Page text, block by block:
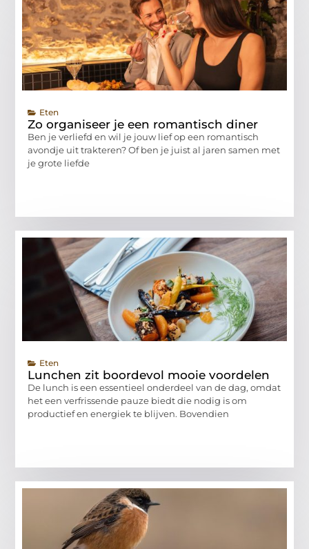
Eten
Zo organiseer je een romantisch diner
Ben je verliefd en wil je jouw lief op een romantisch
avondje uit trakteren? Of ben je juist al jaren samen met
je grote liefde
Eten
Lunchen zit boordevol mooie voordelen
De lunch is een essentieel onderdeel van de dag, omdat
het een verfrissende pauze biedt die nodig is om
productief en energiek te blijven. Bovendien